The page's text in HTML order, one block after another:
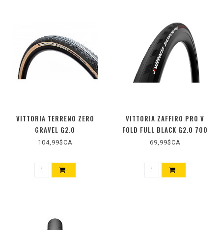
VITTORIA TERRENO ZERO
GRAVEL G2.0
104,99$CA
VITTORIA ZAFFIRO PRO V
FOLD FULL BLACK G2.0 700
69,99$CA